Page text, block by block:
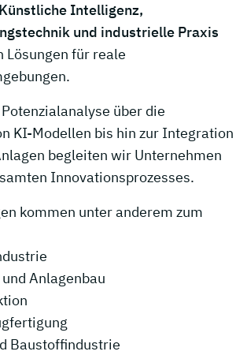
Künstliche Intelligenz,
und industrielle Praxis
Lösungen für reale
über die
KI-Modellen bis hin zur Integration
begleiten wir Unternehmen
Innovationsprozesses.
kommen unter anderem zum
Anlagenbau
Baustoffindustrie